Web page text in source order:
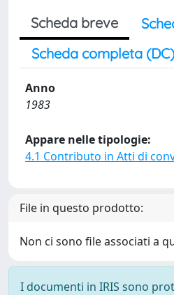
Scheda breve
Scheda completa (DC)
Anno
1983
Appare nelle tipologie:
4.1 Contributo in Atti di
File in questo prodotto:
Non ci sono file associati a
I documenti in IRIS sono